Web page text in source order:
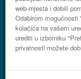
web-mjesta i dobili
Odabirom
kolačića na vašem
urediti u izborniku
privatnosti možete